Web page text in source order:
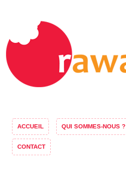
ACCUEIL QUI SOMMES-NOUS ?
CONTACT